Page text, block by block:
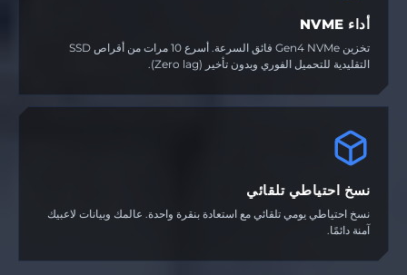
أداء NVME
تخزين Gen4 NVMe فائق السرعة. أسرع 10 مرات من أقراص SSD
التقليدية للتحميل الفوري وبدون تأخير (Zero lag).
نسخ احتياطي تلقائي
نسخ احتياطي يومي تلقائي مع استعادة بنقرة واحدة. عالمك وبيانات لاعبيك
آمنة دائمًا.